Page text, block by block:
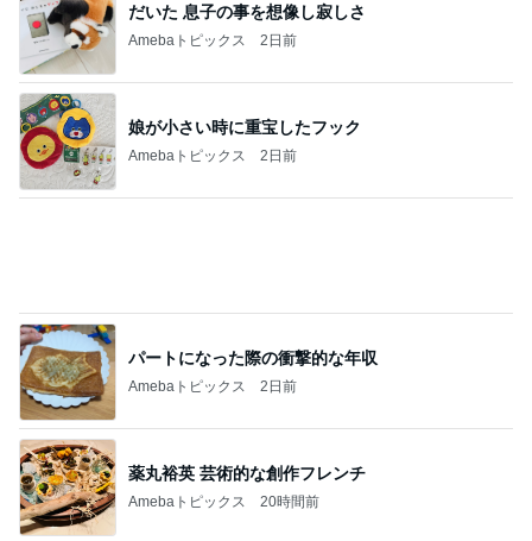
だいた 息子の事を想像し寂しさ
Amebaトピックス 2日前
娘が小さい時に重宝したフック
Amebaトピックス 2日前
薬丸裕英 芸術的な創作フレンチ
Amebaトピックス 20時間前